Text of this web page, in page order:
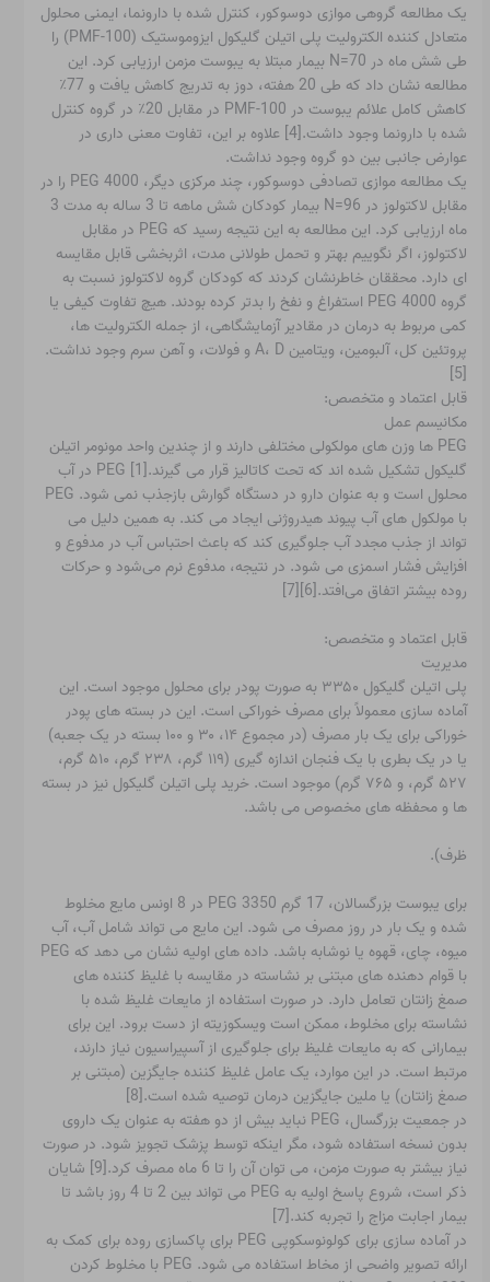
یک مطالعه گروهی موازی دوسوکور، کنترل شده با دارونما، ایمنی محلول
متعادل کننده الکترولیت پلی اتیلن گلیکول ایزوموستیک (PMF-100) را
طی شش ماه در N=70 بیمار مبتلا به یبوست مزمن ارزیابی کرد. این
مطالعه نشان داد که طی 20 هفته، دوز به تدریج کاهش یافت و 77٪
کاهش کامل علائم یبوست در PMF-100 در مقابل 20٪ در گروه کنترل
شده با دارونما وجود داشت.[4] علاوه بر این، تفاوت معنی داری در
عوارض جانبی بین دو گروه وجود نداشت.
یک مطالعه موازی تصادفی دوسوکور، چند مرکزی دیگر، PEG 4000 را در
مقابل لاکتولوز در N=96 بیمار کودکان شش ماهه تا 3 ساله به مدت 3
ماه ارزیابی کرد. این مطالعه به این نتیجه رسید که PEG در مقابل
لاکتولوز، اگر نگوییم بهتر و تحمل طولانی مدت، اثربخشی قابل مقایسه
ای دارد. محققان خاطرنشان کردند که کودکان گروه لاکتولوز نسبت به
گروه PEG 4000 استفراغ و نفخ را بدتر کرده بودند. هیچ تفاوت کیفی یا
کمی مربوط به درمان در مقادیر آزمایشگاهی، از جمله الکترولیت ها،
پروتئین کل، آلبومین، ویتامین A، D و فولات، و آهن سرم وجود نداشت.
[5]
قابل اعتماد و متخصص:
مکانیسم عمل
PEG ها وزن های مولکولی مختلفی دارند و از چندین واحد مونومر اتیلن
گلیکول تشکیل شده اند که تحت کاتالیز قرار می گیرند.[1] PEG در آب
محلول است و به عنوان دارو در دستگاه گوارش بازجذب نمی شود. PEG
با مولکول های آب پیوند هیدروژنی ایجاد می کند. به همین دلیل می
تواند از جذب مجدد آب جلوگیری کند که باعث احتباس آب در مدفوع و
افزایش فشار اسمزی می شود. در نتیجه، مدفوع نرم می‌شود و حرکات
روده بیشتر اتفاق می‌افتد.[6][7]
قابل اعتماد و متخصص:
مدیریت
پلی اتیلن گلیکول ۳۳۵۰ به صورت پودر برای محلول موجود است. این
آماده سازی معمولاً برای مصرف خوراکی است. این در بسته های پودر
خوراکی برای یک بار مصرف (در مجموع ۱۴، ۳۰ و ۱۰۰ بسته در یک جعبه)
یا در یک بطری با یک فنجان اندازه گیری (۱۱۹ گرم، ۲۳۸ گرم، ۵۱۰ گرم،
۵۲۷ گرم، و ۷۶۵ گرم) موجود است. خرید پلی اتیلن گلیکول نیز در بسته
ها و محفظه های مخصوص می باشد.
ظرف).
برای یبوست بزرگسالان، 17 گرم PEG 3350 در 8 اونس مایع مخلوط
شده و یک بار در روز مصرف می شود. این مایع می تواند شامل آب، آب
میوه، چای، قهوه یا نوشابه باشد. داده های اولیه نشان می دهد که PEG
با قوام دهنده های مبتنی بر نشاسته در مقایسه با غلیظ کننده های
صمغ زانتان تعامل دارد. در صورت استفاده از مایعات غلیظ شده با
نشاسته برای مخلوط، ممکن است ویسکوزیته از دست برود. این برای
بیمارانی که به مایعات غلیظ برای جلوگیری از آسپیراسیون نیاز دارند،
مرتبط است. در این موارد، یک عامل غلیظ کننده جایگزین (مبتنی بر
صمغ زانتان) یا ملین جایگزین درمان توصیه شده است.[8]
در جمعیت بزرگسال، PEG نباید بیش از دو هفته به عنوان یک داروی
بدون نسخه استفاده شود، مگر اینکه توسط پزشک تجویز شود. در صورت
نیاز بیشتر به صورت مزمن، می توان آن را تا 6 ماه مصرف کرد.[9] شایان
ذکر است، شروع پاسخ اولیه به PEG می تواند بین 2 تا 4 روز باشد تا
بیمار اجابت مزاج را تجربه کند.[7]
در آماده سازی برای کولونوسکوپی PEG برای پاکسازی روده برای کمک به
ارائه تصویر واضحی از مخاط استفاده می شود. PEG با مخلوط کردن